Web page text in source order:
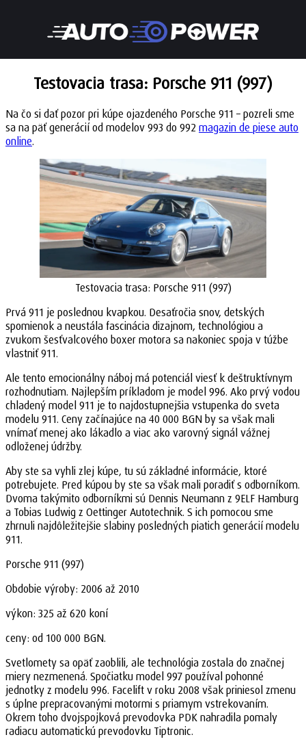
Testovacia trasa: Porsche 911 (997)
Na čo si dať pozor pri kúpe ojazdeného Porsche 911 – pozreli sme
sa na päť generácií od modelov 993 do 992 magazin de piese auto
online.
Testovacia trasa: Porsche 911 (997)
Prvá 911 je poslednou kvapkou. Desaťročia snov, detských
spomienok a neustála fascinácia dizajnom, technológiou a
zvukom šesťvalcového boxer motora sa nakoniec spoja v túžbe
vlastniť 911.
Ale tento emocionálny náboj má potenciál viesť k deštruktívnym
rozhodnutiam. Najlepším príkladom je model 996. Ako prvý vodou
chladený model 911 je to najdostupnejšia vstupenka do sveta
modelu 911. Ceny začínajúce na 40 000 BGN by sa však mali
vnímať menej ako lákadlo a viac ako varovný signál vážnej
odloženej údržby.
Aby ste sa vyhli zlej kúpe, tu sú základné informácie, ktoré
potrebujete. Pred kúpou by ste sa však mali poradiť s odborníkom.
Dvoma takýmito odborníkmi sú Dennis Neumann z 9ELF Hamburg
a Tobias Ludwig z Oettinger Autotechnik. S ich pomocou sme
zhrnuli najdôležitejšie slabiny posledných piatich generácií modelu
911.
Porsche 911 (997)
Obdobie výroby: 2006 až 2010
výkon: 325 až 620 koní
ceny: od 100 000 BGN.
Svetlomety sa opäť zaoblili, ale technológia zostala do značnej
miery nezmenená. Spočiatku model 997 používal pohonné
jednotky z modelu 996. Facelift v roku 2008 však priniesol zmenu
s úplne prepracovanými motormi s priamym vstrekovaním.
Okrem toho dvojspojková prevodovka PDK nahradila pomaly
radiacu automatickú prevodovku Tiptronic.